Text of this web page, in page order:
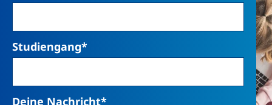
Studiengang*
Deine Nachricht*